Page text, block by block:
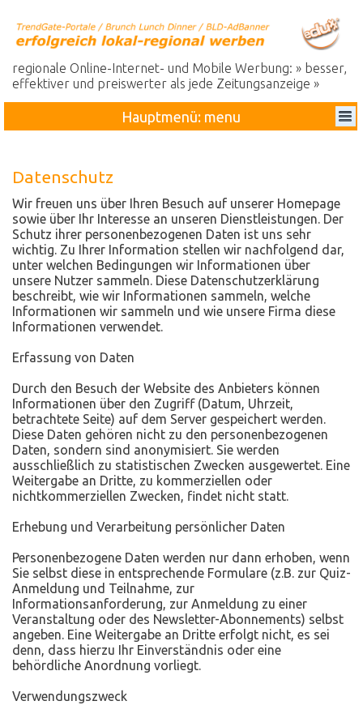
regionale Online-Internet- und Mobile Werbung: » besser,
effektiver und preiswerter als jede Zeitungsanzeige »
Hauptmenü: menu
Datenschutz
Wir freuen uns über Ihren Besuch auf unserer Homepage
sowie über Ihr Interesse an unseren Dienstleistungen. Der
Schutz ihrer personenbezogenen Daten ist uns sehr
wichtig. Zu Ihrer Information stellen wir nachfolgend dar,
unter welchen Bedingungen wir Informationen über
unsere Nutzer sammeln. Diese Datenschutzerklärung
beschreibt, wie wir Informationen sammeln, welche
Informationen wir sammeln und wie unsere Firma diese
Informationen verwendet.
Erfassung von Daten
Durch den Besuch der Website des Anbieters können
Informationen über den Zugriff (Datum, Uhrzeit,
betrachtete Seite) auf dem Server gespeichert werden.
Diese Daten gehören nicht zu den personenbezogenen
Daten, sondern sind anonymisiert. Sie werden
ausschließlich zu statistischen Zwecken ausgewertet. Eine
Weitergabe an Dritte, zu kommerziellen oder
nichtkommerziellen Zwecken, findet nicht statt.
Erhebung und Verarbeitung persönlicher Daten
Personenbezogene Daten werden nur dann erhoben, wenn
Sie selbst diese in entsprechende Formulare (z.B. zur Quiz-
Anmeldung und Teilnahme, zur
Informationsanforderung, zur Anmeldung zu einer
Veranstaltung oder des Newsletter-Abonnements) selbst
angeben. Eine Weitergabe an Dritte erfolgt nicht, es sei
denn, dass hierzu Ihr Einverständnis oder eine
behördliche Anordnung vorliegt.
Verwendungszweck